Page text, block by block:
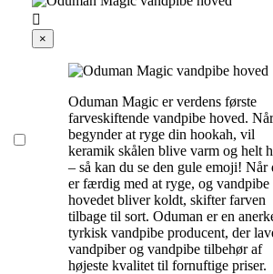

×
Oduman Magic er verdens første
farveskiftende vandpibe hoved.
begynder at ryge din hookah, vil
keramik skålen blive varm og helt
– så kan du se den gule emoji! Når
er færdig med at ryge, og vandpibe
hovedet bliver koldt, skifter farven
tilbage til sort. Oduman er en
tyrkisk vandpibe producent, der
vandpiber og vandpibe tilbehør af
højeste kvalitet til fornuftige priser.